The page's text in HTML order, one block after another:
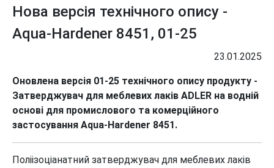
Нова версія технічного опису -
Aqua-Hardener 8451, 01-25
23.01.2025
Оновлена версія 01-25 технічного опису продукту -
Затверджувач для меблевих лаків ADLER на водній
основі для промислового та комерційного
застосування Aqua-Hardener 8451.
Поліізоціанатний затверджувач для меблевих лаків